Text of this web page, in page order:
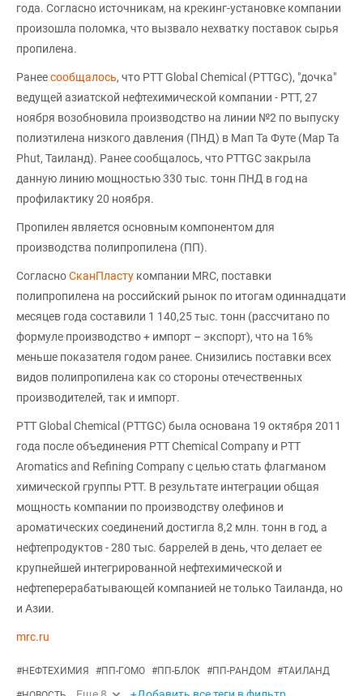
года. Согласно источникам, на крекинг-установке компании
произошла поломка, что вызвало нехватку поставок сырья
пропилена.
Ранеесообщалось, что PTT Global Chemical (PTTGC), "дочка"
ведущей азиатской нефтехимической компании - PTT, 27
ноября возобновила производство на линии №2 по выпуску
полиэтилена низкого давления (ПНД) в Мап Та Футе (Map Ta
Phut, Таиланд). Ранее сообщалось, что PTTGC закрыла
данную линию мощностью 330 тыс. тонн ПНД в год на
профилактику 20 ноября.
Пропилен является основным компонентом для
производства полипропилена (ПП).
СогласноСканПласту компании MRC, поставки
полипропилена на российский рынок по итогам одиннадцати
месяцев года составили 1 140,25 тыс. тонн (рассчитано по
формуле производство + импорт – экспорт), что на 16%
меньше показателя годом ранее. Снизились поставки всех
видов полипропилена как со стороны отечественных
производителей, так и импорт.
PTT Global Chemical (PTTGC) была основана 19 октября 2011
года после объединения PTT Chemical Company и PTT
Aromatics and Refining Company с целью стать флагманом
химической группы PTT. В результате интеграции общая
мощность компании по производству олефинов и
ароматических соединений достигла 8,2 млн. тонн в год, а
нефтепродуктов - 280 тыс. баррелей в день, что делает ее
крупнейшей интегрированной нефтехимической и
нефтеперерабатывающей компанией не только Таиланда, но
и Азии.
mrc.ru
#НЕФТЕХИМИЯ #ПП-ГОМО #ПП-БЛОК #ПП-РАНДОМ #ТАИЛАНД